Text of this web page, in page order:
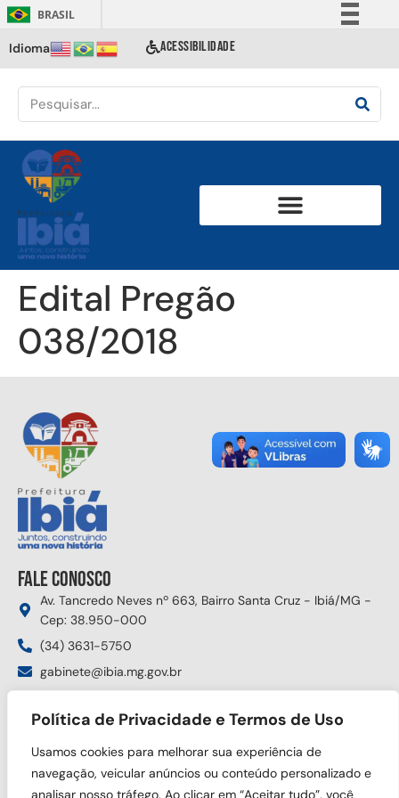
Política de Privacidade e Termos de Uso
Usamos cookies para melhorar sua experiência de
navegação, veicular anúncios ou conteúdo personalizado e
analisar nosso tráfego. Ao clicar em “Aceitar tudo”, você
BRASIL
Comunica BR
Acesso à informação
Idioma ACESSIBILIDADE
Edital Pregão
038/2018
Fale conosco
Av. Tancredo Neves nº 663, Bairro Santa Cruz - Ibiá/MG -
Cep: 38.950-000
(34) 3631-5750
gabinete@ibia.mg.gov.br